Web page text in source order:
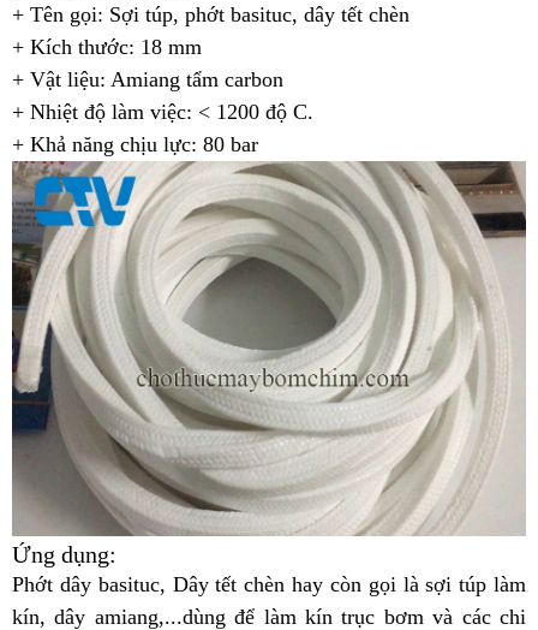
+ Tên gọi: Sợi túp, phớt basituc, dây tết chèn
+ Kích thước: 18 mm
+ Vật liệu: Amiang tẩm carbon
+ Nhiệt độ làm việc: < 1200 độ C.
+ Khả năng chịu lực: 80 bar
Ứng dụng:
Phớt dây basituc, Dây tết chèn hay còn gọi là sợi túp làm
kín, dây amiang,...dùng để làm kín trục bơm và các chi